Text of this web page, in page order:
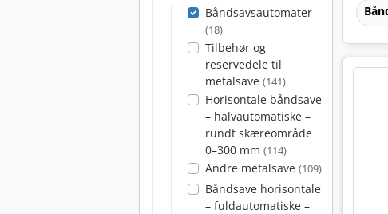
Båndsavsautomater
(18)
Tilbehør og
reservedele til
metalsave (141)
Horisontale båndsave
– halvautomatiske –
rundt skæreområde
0–300 mm (114)
Andre metalsave (109)
Båndsave horisontale
– fuldautomatiske –